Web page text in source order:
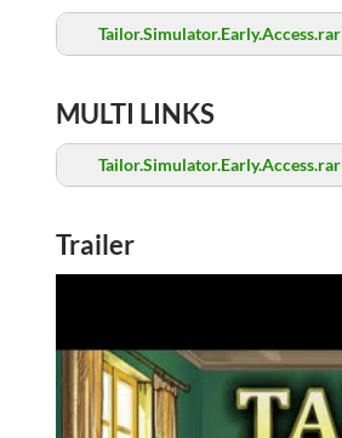
Tailor.Simulator.Early.Access.rar
MULTI LINKS
Tailor.Simulator.Early.Access.rar
Trailer